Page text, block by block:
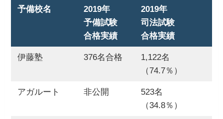
予備校名
2019年
予備試験
合格実績
2019年
司法試験
合格実績
伊藤塾 376名合格
1,122名
（74.7％）
アガルート 非公開
523名
（34.8％）